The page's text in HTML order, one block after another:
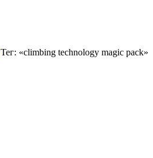
Тег: «climbing technology magic pack»